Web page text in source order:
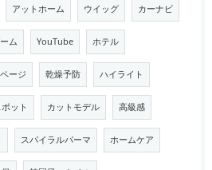
アットホーム ウイッグ カーナビ
ム YouTube ホテル
ージ 乾燥予防 ハイライト
ット カットモデル 高級感
スパイラルパーマ ホームケア